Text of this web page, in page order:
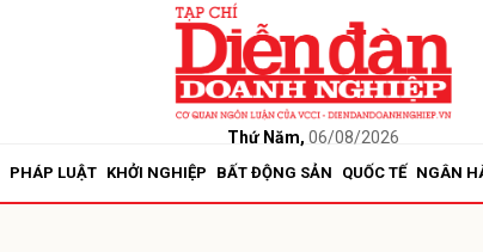
Thứ Năm, 06/08/2026
PHÁP LUẬT KHỞI NGHIỆP BẤT ĐỘNG SẢN QUỐC TẾ NGÂN